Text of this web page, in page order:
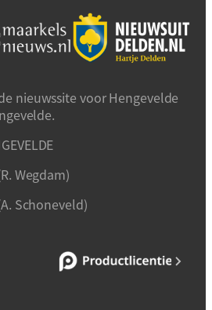
nieuwssite voor Hengevelde
Wegdam)
Schoneveld)